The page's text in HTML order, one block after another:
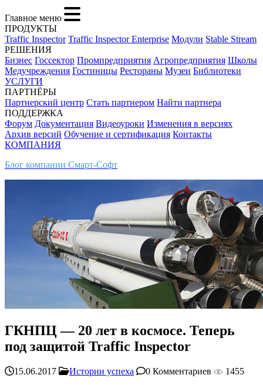
Главное меню
ПРОДУКТЫ
Traffic Inspector Traffic Inspector Enterprise Модули Stable Stream
РЕШЕНИЯ
Бизнес Госсектор Промпредприятия Агропредприятия Школы
Медучреждения Гостиницы Рестораны Музеи Библиотеки
УСЛУГИ
ПАРТНЁРЫ
Партнерский центр Стать партнером Найти партнера
ПОДДЕРЖКА
Форум Документация Видеоуроки Изменения в версиях
Архив версий Обучение и сертификация Контакты
КОМПАНИЯ
Блог компании Смарт-Софт
ГКНПЦ — 20 лет в космосе. Теперь
под защитой Traffic Inspector
15.06.2017 Истории успеха 0 Комментариев
1455